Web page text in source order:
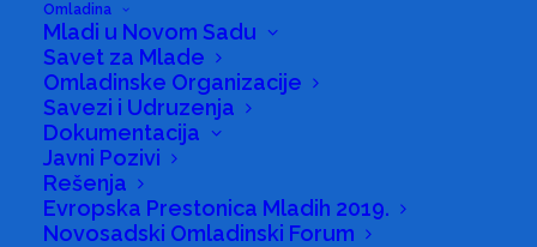
Omladina
Mladi u Novom Sadu
Savet za Mlade
Omladinske Organizacije
Savezi i Udruzenja
Dokumentacija
Javni Pozivi
Rešenja
Evropska Prestonica Mladih 2019.
Novosadski Omladinski Forum